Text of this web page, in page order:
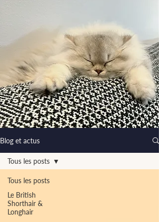
Blog et actus
Tous les posts
Le British
Shorthair &
Longhair
Tous les posts